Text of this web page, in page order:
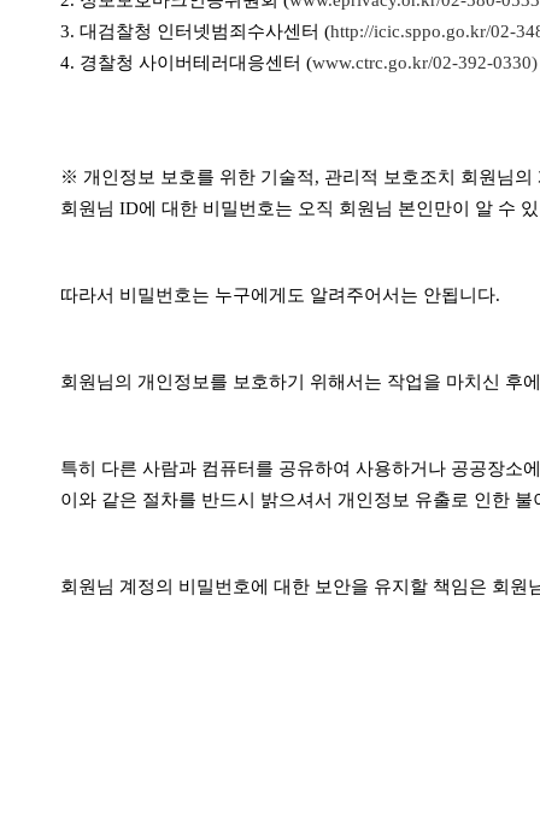
3. 대검찰청 인터넷범죄수사센터 (http://icic.sppo.go.kr/02-
4. 경찰청 사이버테러대응센터 (www.ctrc.go.kr/02-392-0330)
※ 개인정보 보호를 위한 기술적, 관리적 보호조치 회원님
회원님 ID에 대한 비밀번호는 오직 회원님 본인만이 알 수
따라서 비밀번호는 누구에게도 알려주어서는 안됩니다.
회원님의 개인정보를 보호하기 위해서는 작업을 마치신 후
특히 다른 사람과 컴퓨터를 공유하여 사용하거나 공공장소
이와 같은 절차를 반드시 밝으셔서 개인정보 유출로 인한
회원님 계정의 비밀번호에 대한 보안을 유지할 책임은 회원